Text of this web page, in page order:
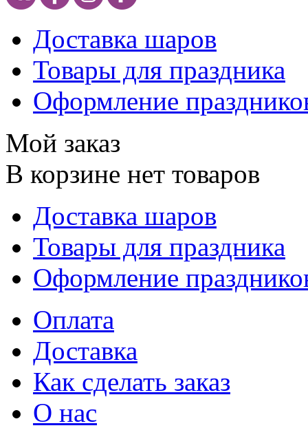
Доставка шаров
Товары для праздника
Оформление
Мой заказ
В корзине нет товаров
Доставка шаров
Товары для праздника
Оформление
Оплата
Доставка
Как сделать заказ
О нас